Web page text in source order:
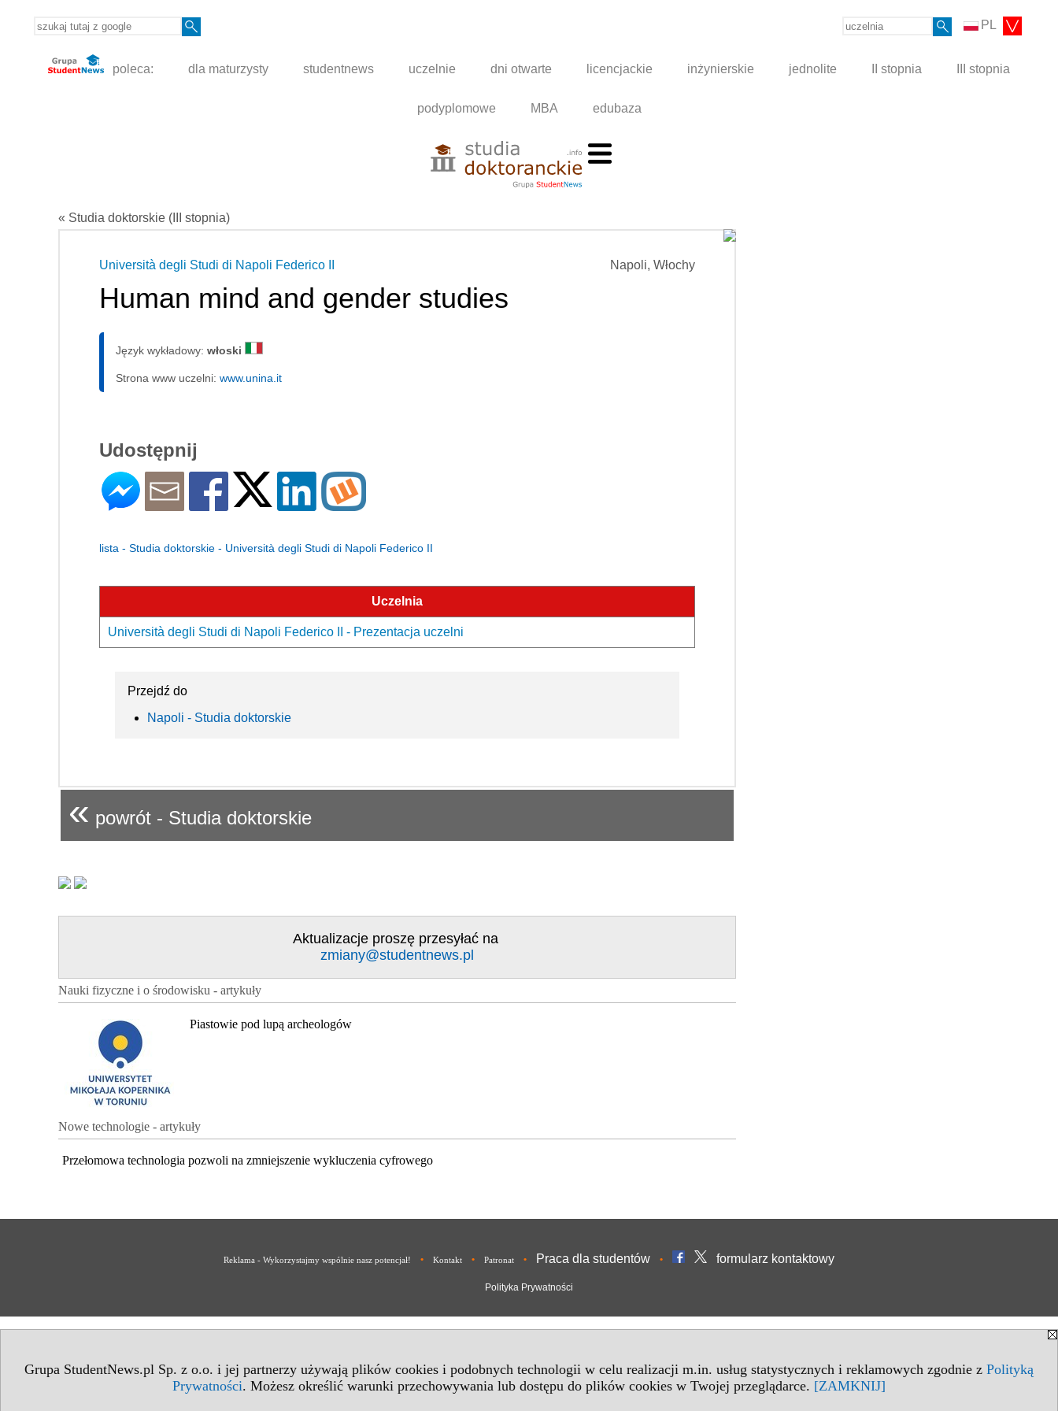
Grupa StudentNews.pl Sp. z o.o. i jej partnerzy używają plików cookies i podobnych technologii w celu realizacji m.in. usług statystycznych i reklamowych zgodnie z Polityką
Prywatności. Możesz określić warunki przechowywania lub dostępu do plików cookies w Twojej przeglądarce. [ZAMKNIJ]
PL
poleca: dla maturzysty studentnews uczelnie dni otwarte licencjackie inżynierskie jednolite II stopnia III stopnia
podyplomowe MBA edubaza
« Studia doktorskie (III stopnia)
Napoli, Włochy
Università degli Studi di Napoli Federico II
Human mind and gender studies
Język wykładowy: włoski
Strona www uczelni: www.unina.it
Udostępnij
lista - Studia doktorskie - Università degli Studi di Napoli Federico II
Uczelnia
Università degli Studi di Napoli Federico II - Prezentacja uczelni
Przejdź do
Napoli - Studia doktorskie
« powrót - Studia doktorskie
Aktualizacje proszę przesyłać na
zmiany@studentnews.pl
Nauki fizyczne i o środowisku - artykuły
Piastowie pod lupą archeologów
Nowe technologie - artykuły
Przełomowa technologia pozwoli na zmniejszenie wykluczenia cyfrowego
Reklama - Wykorzystajmy wspólnie nasz potencjał! • Kontakt • Patronat • Praca dla studentów • formularz kontaktowy
Polityka Prywatności